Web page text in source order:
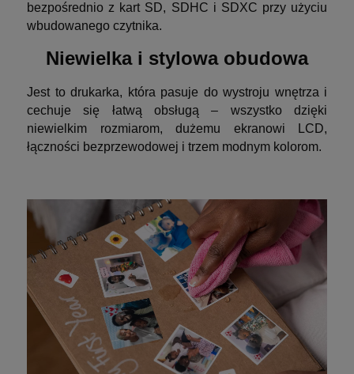
bezpośrednio z kart SD, SDHC i SDXC przy użyciu
wbudowanego czytnika.
Niewielka i stylowa obudowa
Jest to drukarka, która pasuje do wystroju wnętrza i
cechuje się łatwą obsługą – wszystko dzięki
niewielkim rozmiarom, dużemu ekranowi LCD,
łączności bezprzewodowej i trzem modnym kolorom.